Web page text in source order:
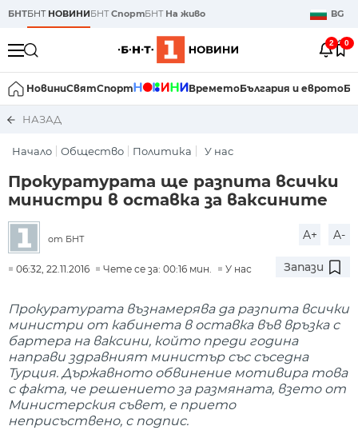
БНТБНТ НОВИНИБНТСпортБНТ На живо BG
2 0
НовиниСвятСпорт ВреметоБългария и еврото
НАЗАД
Начало Общество Политика У нас
Прокуратурата ще разпита всички
министри в оставка за ваксините
от БНТ A+ A-
06:32, 22.11.2016 Чете се за: 00:16 мин. У нас Запази
Прокуратурата възнамерява да разпита всички
министри от кабинета в оставка във връзка с
бартера на ваксини, който преди година
направи здравният министър със съседна
Турция. Държавното обвинение мотивира това
с факта, че решението за размяната, взето от
Министерския съвет, е прието
неприсъствено, с подпис.